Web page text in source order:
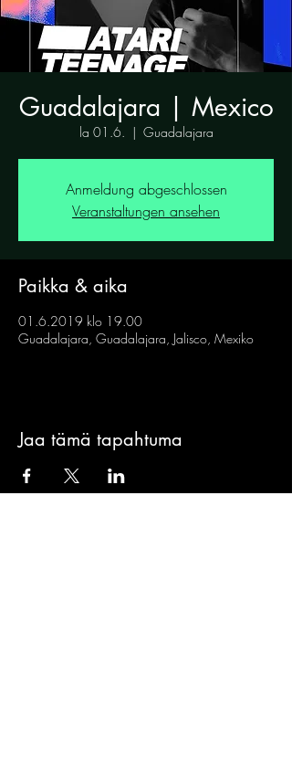
Guadalajara | Mexico
la 01.6.
  |
Guadalajara
Anmeldung abgeschlossen
Veranstaltungen ansehen
Paikka & aika
01.6.2019 klo 19.00
Guadalajara, Guadalajara, Jalisco, Mexiko
Jaa tämä tapahtuma